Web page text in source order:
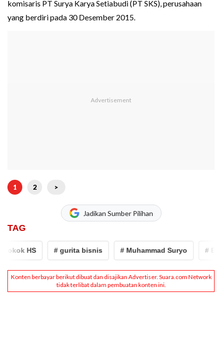
komisaris PT Surya Karya Setiabudi (PT SKS), perusahaan
yang berdiri pada 30 Desember 2015.
1 2 >
Jadikan Sumber Pilihan
TAG
HS # gurita bisnis # Muhammad Suryo # Bos